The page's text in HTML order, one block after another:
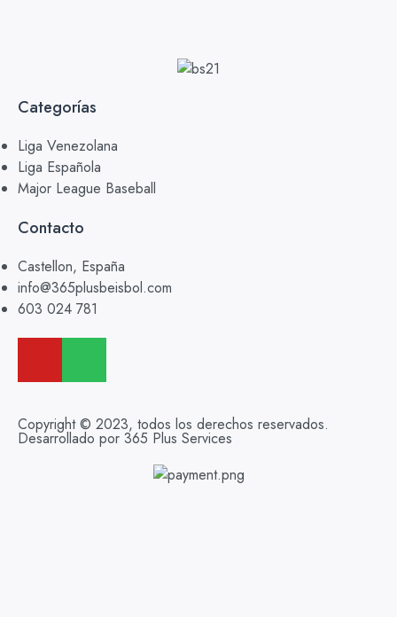
Categorías
Liga Venezolana
Liga Española
Major League Baseball
Contacto
Castellon, España
info@365plusbeisbol.com
603 024 781
Copyright © 2023, todos los derechos reservados.
Desarrollado por 365 Plus Services